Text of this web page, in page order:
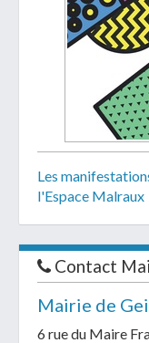
Les
l'Espace Malraux
Contact
Mairie de
6 rue du Maire